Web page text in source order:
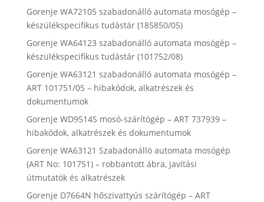
Gorenje WA72105 szabadonálló automata mosógép –
készülékspecifikus tudástár (185850/05)
Gorenje WA64123 szabadonálló automata mosógép –
készülékspecifikus tudástár (101752/08)
Gorenje WA63121 szabadonálló automata mosógép –
ART 101751/05 – hibakódok, alkatrészek és
dokumentumok
Gorenje WD9514S mosó-szárítógép – ART 737939 –
hibakódok, alkatrészek és dokumentumok
Gorenje WA63121 Szabadonálló automata mosógép
(ART No: 101751) – robbantott ábra, javítási
útmutatók és alkatrészek
Gorenje D7664N hőszivattyús szárítógép – ART